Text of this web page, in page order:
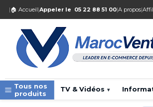
| 🏠 Accueil|Appeler le 05 22 88 51 00|A propos|
Tous nos
produits
TV & Vidéos ▾